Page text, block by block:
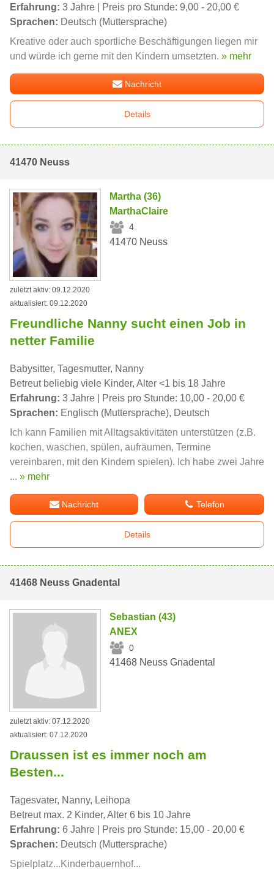
Erfahrung: 3 Jahre | Preis pro Stunde: 9,00 - 20,00 €
Sprachen: Deutsch (Muttersprache)
Kreative oder auch sportliche Beschäftigungen liegen mir
und würde ich gerne mit den Kindern umsetzten. » mehr
Nachricht
Details
41470 Neuss
Martha (36)
MarthaClaire
4
41470 Neuss
zuletzt aktiv: 09.12.2020
aktualisiert: 09.12.2020
Freundliche Nanny sucht einen Job in
netter Familie
Babysitter, Tagesmutter, Nanny
Betreut beliebig viele Kinder, Alter <1 bis 18 Jahre
Erfahrung: 3 Jahre | Preis pro Stunde: 10,00 - 20,00 €
Sprachen: Englisch (Muttersprache), Deutsch
Ich kann Familien mit Alltagsaktivitäten unterstūtzen (z.B.
kochen, waschen, spülen, aufräumen, Termine
vereinbaren, mit den Kindern spielen). Ich habe zwei Jahre
... » mehr
Nachricht Telefon
Details
41468 Neuss Gnadental
Sebastian (43)
ANEX
0
41468 Neuss Gnadental
zuletzt aktiv: 07.12.2020
aktualisiert: 07.12.2020
Draussen ist es immer noch am
Besten...
Tagesvater, Nanny, Leihopa
Betreut max. 2 Kinder, Alter 6 bis 10 Jahre
Erfahrung: 6 Jahre | Preis pro Stunde: 15,00 - 20,00 €
Sprachen: Deutsch (Muttersprache)
Spielplatz...Kinderbauernhof...